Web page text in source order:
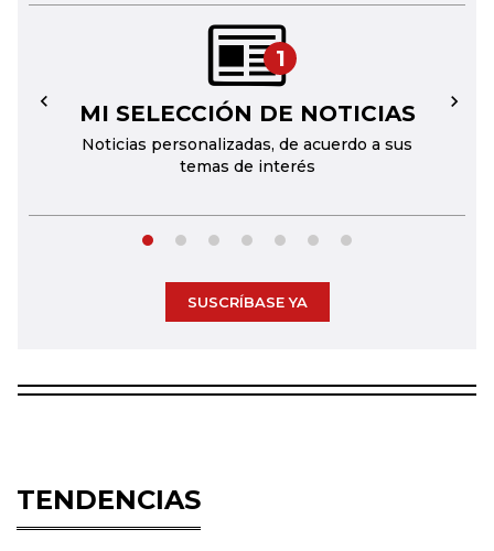
1
MI SELECCIÓN DE NOTICIAS
Noticias personalizadas, de acuerdo a sus
temas de interés
← →
SUSCRÍBASE YA
TENDENCIAS